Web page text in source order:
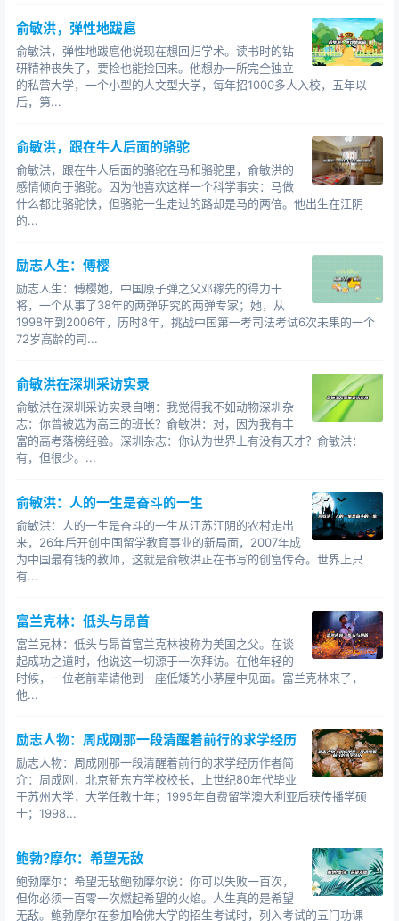
俞敏洪，弹性地跋扈
俞敏洪，弹性地跋扈他说现在想回归学术。读书时的钻
研精神丧失了，要捡也能捡回来。他想办一所完全独立
的私营大学，一个小型的人文型大学，每年招1000多人入校，五年以
后，第...
俞敏洪，跟在牛人后面的骆驼
俞敏洪，跟在牛人后面的骆驼在马和骆驼里，俞敏洪的
感情倾向于骆驼。因为他喜欢这样一个科学事实：马做
什么都比骆驼快，但骆驼一生走过的路却是马的两倍。他出生在江阴
的...
励志人生：傅樱
励志人生：傅樱她，中国原子弹之父邓稼先的得力干
将，一个从事了38年的两弹研究的两弹专家；她，从
1998年到2006年，历时8年，挑战中国第一考司法考试6次未果的一个
72岁高龄的司...
俞敏洪在深圳采访实录
俞敏洪在深圳采访实录自嘲：我觉得我不如动物深圳杂
志：你曾被选为高三的班长？俞敏洪：对，因为我有丰
富的高考落榜经验。深圳杂志：你认为世界上有没有天才？俞敏洪：
有，但很少。...
俞敏洪：人的一生是奋斗的一生
俞敏洪：人的一生是奋斗的一生从江苏江阴的农村走出
来，26年后开创中国留学教育事业的新局面，2007年成
为中国最有钱的教师，这就是俞敏洪正在书写的创富传奇。世界上只
有...
富兰克林：低头与昂首
富兰克林：低头与昂首富兰克林被称为美国之父。在谈
起成功之道时，他说这一切源于一次拜访。在他年轻的
时候，一位老前辈请他到一座低矮的小茅屋中见面。富兰克林来了，
他...
励志人物：周成刚那一段清醒着前行的求学经历
励志人物：周成刚那一段清醒着前行的求学经历作者简
介：周成刚，北京新东方学校校长，上世纪80年代毕业
于苏州大学，大学任教十年；1995年自费留学澳大利亚后获传播学硕
士；1998...
鲍勃?摩尔：希望无敌
鲍勃摩尔：希望无敌鲍勃摩尔说：你可以失败一百次，
但你必须一百零一次燃起希望的火焰。人生真的是希望
无敌。鲍勃摩尔在参加哈佛大学的招生考试时，列入考试的五门功课